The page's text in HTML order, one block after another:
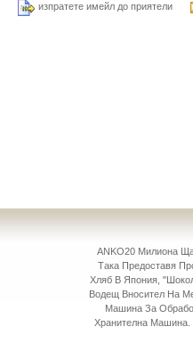
изпратете имейл до приятели
ANKO20 Милиона
Така Предоставя
Хляб В Япония,
Водещ Вносител На
Машина За
Хранителна